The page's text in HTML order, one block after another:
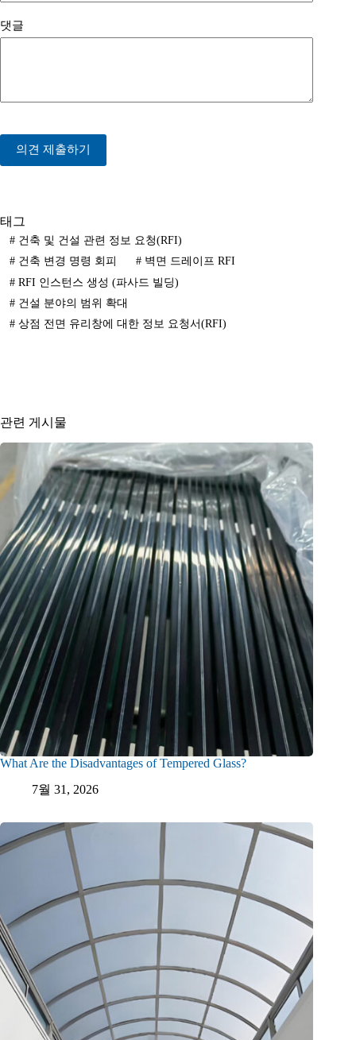
댓글
의견 제출하기
태그
#건축 및 건설 관련 정보 요청(RFI)
#건축 변경 명령 회피 #벽면 드레이프 RFI
#RFI 인스턴스 생성 (파사드 빌딩)
#건설 분야의 범위 확대
#상점 전면 유리창에 대한 정보 요청서(RFI)
관련 게시물
What Are the Disadvantages of Tempered Glass?
7월 31, 2026